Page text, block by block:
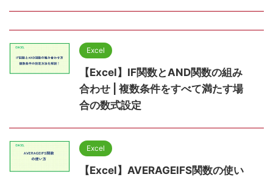
Excel
【Excel】IF関数とAND関数の組み
合わせ | 複数条件をすべて満たす場
合の数式設定
Excel
【Excel】AVERAGEIFS関数の使い